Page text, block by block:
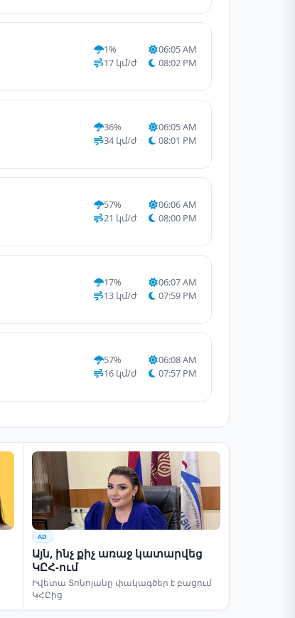
1%
17 կմ/ժ
06:05 AM
08:02 PM
36%
34 կմ/ժ
06:05 AM
08:01 PM
57%
21 կմ/ժ
06:06 AM
08:00 PM
17%
13 կմ/ժ
06:07 AM
07:59 PM
57%
16 կմ/ժ
06:08 AM
07:57 PM
AD
Այն, ինչ քիչ առաջ կատարվեց
ԿԸՀ-ում
Իվետա Տոնոյանը փակագծեր է բացում
ԿՀԸից